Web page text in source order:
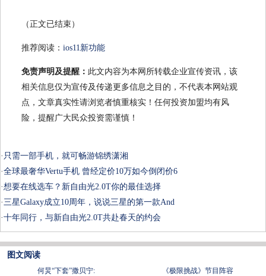
（正文已结束）
推荐阅读： ios11新功能
免责声明及提醒： 此文内容为本网所转载企业宣传资讯，该
相关信息仅为宣传及传递更多信息之目的，不代表本网站观
点，文章真实性请浏览者慎重核实！任何投资加盟均有风
险，提醒广大民众投资需谨慎！
· 只需一部手机，就可畅游锦绣潇湘
·全球最奢华Vertu手机 曾经定价10万如今倒闭价6
·想要在线选车？新自由光2.0T你的最佳选择
·三星Galaxy成立10周年，说说三星的第一款And
·十年同行，与新自由光2.0T共赴春天的约会
图文阅读
何炅“下套”撒贝宁:
《极限挑战》节目阵容